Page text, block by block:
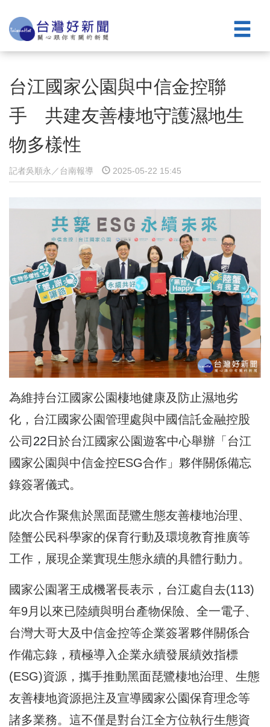
台江國家公園與中信金控聯
手 共建友善棲地守護濕地生
物多樣性
記者吳順永／台南報導 2025-05-22 15:45
為維持台江國家公園棲地健康及防止濕地劣
化，台江國家公園管理處與中國信託金融控股
公司22日於台江國家公園遊客中心舉辦「台江
國家公園與中信金控ESG合作」夥伴關係備忘
錄簽署儀式。
此次合作聚焦於黑面琵鷺生態友善棲地治理、
陸蟹公民科學家的保育行動及環境教育推廣等
工作，展現企業實現生態永續的具體行動力。
國家公園署王成機署長表示，台江處自去(113)
年9月以來已陸續與明台產物保險、全一電子、
台灣大哥大及中信金控等企業簽署夥伴關係合
作備忘錄，積極導入企業永續發展績效指標
(ESG)資源，攜手推動黑面琵鷺棲地治理、生態
友善棲地資源挹注及宣導國家公園保育理念等
諸多業務。這不僅是對台江全方位執行生態資